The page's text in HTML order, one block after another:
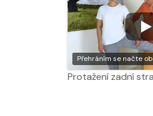
Přehráním se načte
Protažení zadní